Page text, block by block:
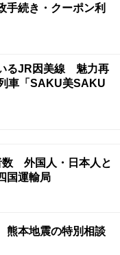
続き・クーポン利
るJR因美線 魅力再
車「SAKU美SAKU
数 外国人・日本人と
国運輸局
本地震の特別相談